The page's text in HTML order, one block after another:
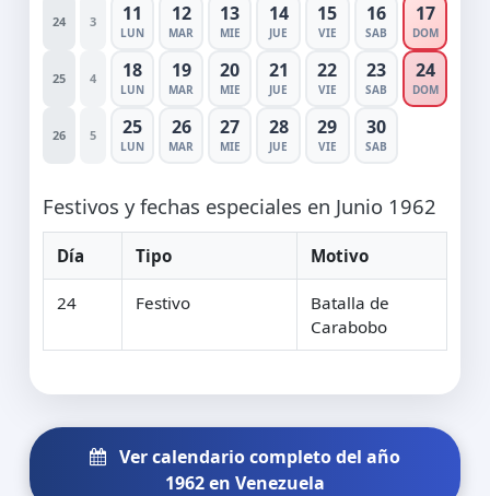
24 3 11
LUN
12
MAR
13
MIE
14
JUE
15
VIE
16
SAB
17
DOM
25 4 18
LUN
19
MAR
20
MIE
21
JUE
22
VIE
23
SAB
24
DOM
26 5 25
LUN
26
MAR
27
MIE
28
JUE
29
VIE
30
SAB
Festivos y fechas especiales en Junio 1962
Día Tipo Motivo
24 Festivo
Batalla de
Carabobo
Ver calendario completo del año
1962 en Venezuela